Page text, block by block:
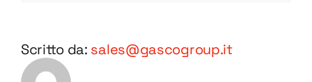
Scritto da: sales@gascogroup.it